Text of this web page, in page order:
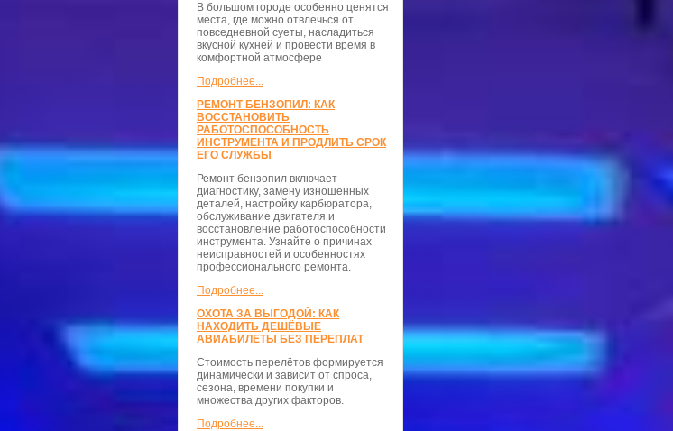
В большом городе особенно ценятся
места, где можно отвлечься от
повседневной суеты, насладиться
вкусной кухней и провести время в
комфортной атмосфере
Подробнее...
РЕМОНТ БЕНЗОПИЛ: КАК
ВОССТАНОВИТЬ
РАБОТОСПОСОБНОСТЬ
ИНСТРУМЕНТА И ПРОДЛИТЬ СРОК
ЕГО СЛУЖБЫ
Ремонт бензопил включает
диагностику, замену изношенных
деталей, настройку карбюратора,
обслуживание двигателя и
восстановление работоспособности
инструмента. Узнайте о причинах
неисправностей и особенностях
профессионального ремонта.
Подробнее...
ОХОТА ЗА ВЫГОДОЙ: КАК
НАХОДИТЬ ДЕШЁВЫЕ
АВИАБИЛЕТЫ БЕЗ ПЕРЕПЛАТ
Стоимость перелётов формируется
динамически и зависит от спроса,
сезона, времени покупки и
множества других факторов.
Подробнее...